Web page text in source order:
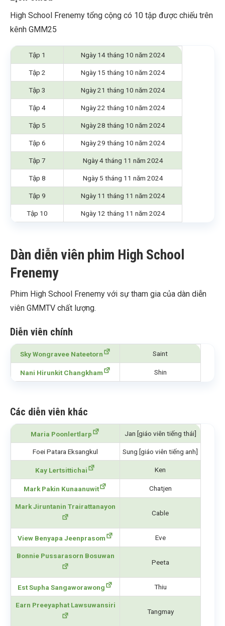
High School Frenemy tổng cộng có 10 tập được chiếu trên
kênh GMM25
Tập 1 Ngày 14 tháng 10 năm 2024
Tập 2 Ngày 15 tháng 10 năm 2024
Tập 3 Ngày 21 tháng 10 năm 2024
Tập 4 Ngày 22 tháng 10 năm 2024
Tập 5 Ngày 28 tháng 10 năm 2024
Tập 6 Ngày 29 tháng 10 năm 2024
Tập 7 Ngày 4 tháng 11 năm 2024
Tập 8 Ngày 5 tháng 11 năm 2024
Tập 9 Ngày 11 tháng 11 năm 2024
Tập 10 Ngày 12 tháng 11 năm 2024
Dàn diễn viên phim High School
Frenemy
Phim High School Frenemy với sự tham gia của dàn diễn
viên GMMTV chất lượng.
Diễn viên chính
Sky Wongravee Nateetorn Saint
Nani Hirunkit Changkham Shin
Các diễn viên khác
Maria Poonlertlarp Jan [giáo viên tiếng thái]
Foei Patara Eksangkul Sung [giáo viên tiếng anh]
Kay Lertsittichai Ken
Mark Pakin Kunaanuwit Chatjen
Mark Jiruntanin Trairattanayon
Cable
View Benyapa Jeenprasom Eve
Bonnie Pussarasorn Bosuwan
Peeta
Est Supha Sangaworawong Thiu
Earn Preeyaphat Lawsuwansiri
Tangmay